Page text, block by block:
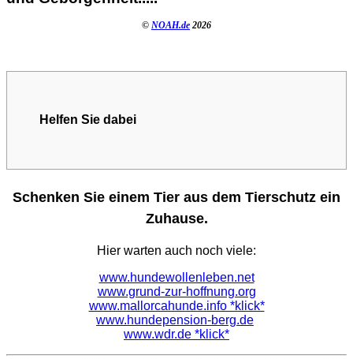
© NOAH.de 2026
Helfen Sie dabei
Schenken Sie einem Tier aus dem Tierschutz ein
Zuhause.
Hier warten auch noch viele:
www.hundewollenleben.net
www.grund-zur-hoffnung.org
www.mallorcahunde.info *klick*
www.hundepension-berg.de
www.wdr.de *klick*